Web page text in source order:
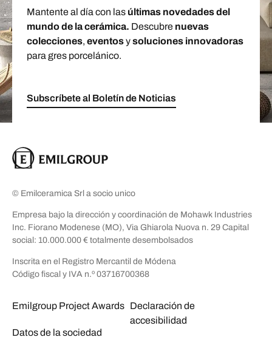
Mantente al día con las últimas novedades del
mundo de la cerámica. Descubre nuevas
colecciones, eventosysoluciones innovadoras
para gres porcelánico.
Subscríbete al Boletín de Noticias
© Emilceramica Srl a socio unico
Empresa bajo la dirección y coordinación de Mohawk Industries
Inc. Fiorano Modenese (MO), Via Ghiarola Nuova n. 29 Capital
social: 10.000.000 € totalmente desembolsados
Inscrita en el Registro Mercantil de Módena
Código fiscal y IVA n.º 03716700368
Emilgroup Project Awards
Datos de la sociedad
Declaración de
accesibilidad